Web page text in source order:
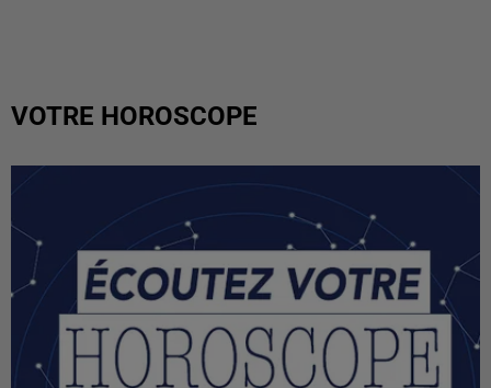
VOTRE HOROSCOPE